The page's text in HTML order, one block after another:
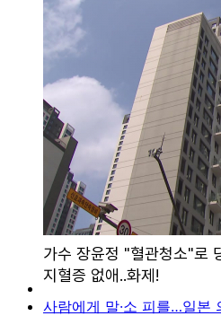
사람에게 말·소 피를…일본